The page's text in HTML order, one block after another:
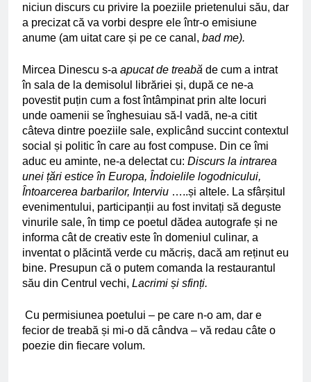
niciun discurs cu privire la poeziile prietenului său, dar
a precizat că va vorbi despre ele într-o emisiune
anume (am uitat care și pe ce canal, bad me).
Mircea Dinescu s-a apucat de treabă de cum a intrat
în sala de la demisolul librăriei și, după ce ne-a
povestit puțin cum a fost întâmpinat prin alte locuri
unde oamenii se înghesuiau să-l vadă, ne-a citit
câteva dintre poeziile sale, explicând succint contextul
social și politic în care au fost compuse. Din ce îmi
aduc eu aminte, ne-a delectat cu: Discurs la intrarea
unei țări estice în Europa, Îndoielile logodnicului,
Întoarcerea barbarilor, Interviu …..și altele. La sfârșitul
evenimentului, participanții au fost invitați să deguste
vinurile sale, în timp ce poetul dădea autografe și ne
informa cât de creativ este în domeniul culinar, a
inventat o plăcintă verde cu măcriș, dacă am reținut eu
bine. Presupun că o putem comanda la restaurantul
său din Centrul vechi, Lacrimi și sfinți.
Cu permisiunea poetului – pe care n-o am, dar e
fecior de treabă și mi-o dă cândva – vă redau câte o
poezie din fiecare volum.